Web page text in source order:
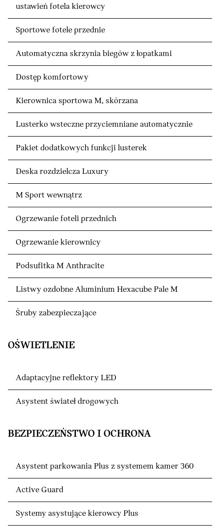
ustawień fotela kierowcy
Sportowe fotele przednie
Automatyczna skrzynia biegów z łopatkami
Dostęp komfortowy
Kierownica sportowa M, skórzana
Lusterko wsteczne przyciemniane automatycznie
Pakiet dodatkowych funkcji lusterek
Deska rozdzielcza Luxury
M Sport wewnątrz
Ogrzewanie foteli przednich
Ogrzewanie kierownicy
Podsufitka M Anthracite
Listwy ozdobne Aluminium Hexacube Pale M
Śruby zabezpieczające
OŚWIETLENIE
Adaptacyjne reflektory LED
Asystent świateł drogowych
BEZPIECZEŃSTWO I OCHRONA
Asystent parkowania Plus z systemem kamer 360
Active Guard
Systemy asystujące kierowcy Plus